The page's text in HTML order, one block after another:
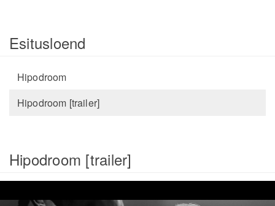
Esitusloend
Hipodroom
Hipodroom [trailer]
Hipodroom [trailer]